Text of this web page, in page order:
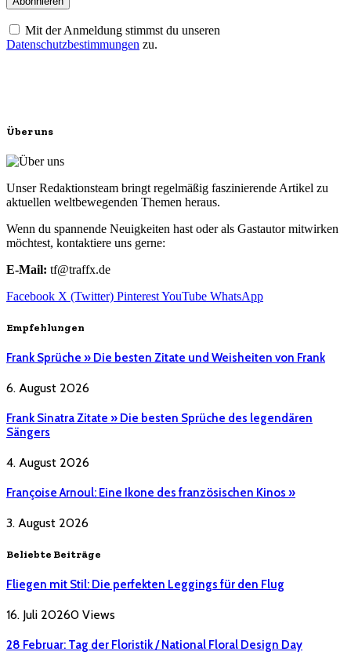
Mit der Anmeldung stimmst du unseren
Datenschutzbestimmungen zu.
Über uns
Unser Redaktionsteam bringt regelmäßig faszinierende Artikel zu
aktuellen weltbewegenden Themen heraus.
Wenn du spannende Neuigkeiten hast oder als Gastautor mitwirken
möchtest, kontaktiere uns gerne:
E-Mail: tf@traffx.de
Facebook X (Twitter) PinterestYouTube WhatsApp
Empfehlungen
Frank Sprüche » Die besten Zitate und Weisheiten von Frank
6. August 2026
Frank Sinatra Zitate » Die besten Sprüche des legendären
Sängers
4. August 2026
Françoise Arnoul: Eine Ikone des französischen Kinos »
3. August 2026
Beliebte Beiträge
Fliegen mit Stil: Die perfekten Leggings für den Flug
16. Juli 20260 Views
28 Februar: Tag der Floristik / National Floral Design Day